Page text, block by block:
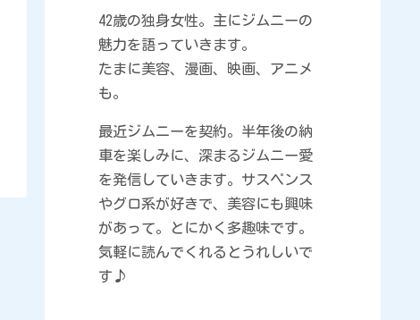
42歳の独身女性。主にジムニーの
魅力を語っていきます。
たまに美容、漫画、映画、アニメ
も。
最近ジムニーを契約。半年後の納
車を楽しみに、深まるジムニー愛
を発信していきます。サスペンス
やグロ系が好きで、美容にも興味
があって。とにかく多趣味です。
気軽に読んでくれるとうれしいで
す♪